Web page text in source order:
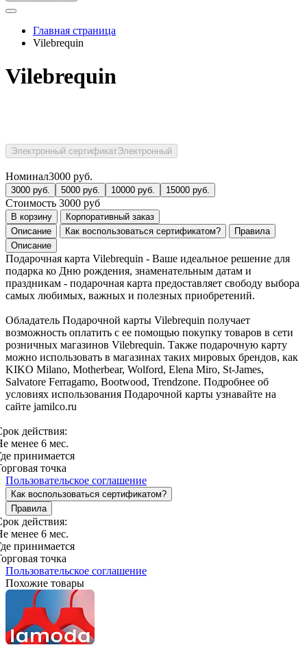
Главная страница
Vilebrequin
Vilebrequin
Электронный сертификатЭлектронный
Номинал3000 руб.
3000 руб. 5000 руб. 10000 руб. 15000 руб.
Стоимость 3000 руб
В корзину
Корпоративный заказ
Описание
Как воспользоваться сертификатом?
Правила
Описание
Подарочная карта Vilebrequin - Ваше идеальное решение для
подарка ко Дню рождения, знаменательным датам и
праздникам - подарочная карта предоставляет свободу выбора
самых любимых, важных и полезных приобретений.
Обладатель Подарочной карты Vilebrequin получает
возможность оплатить с ее помощью покупку товаров в сети
розничных магазинов Vilebrequin. Также подарочную карту
можно использовать в магазинах таких мировых брендов, как
KIKO Milano, Motherbear, Wolford, Elena Miro, St-James,
Salvatore Ferragamo, Bootwood, Trendzone. Подробнее об
условиях использования Подарочной карты узнавайте на
сайте jamilco.ru
действия:
менее 6 мес.
принимается
точка
Пользовательское соглашение
Как воспользоваться сертификатом?
Правила
действия:
менее 6 мес.
принимается
точка
Пользовательское соглашение
Похожие товары